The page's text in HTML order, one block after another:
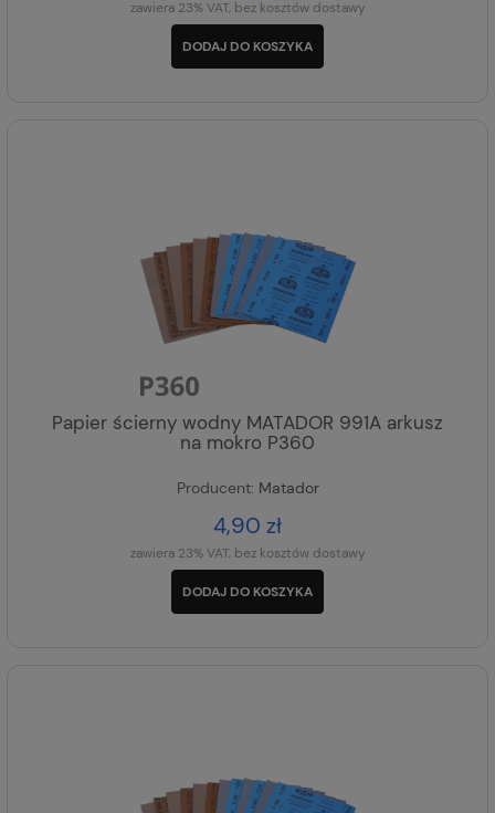
zawiera 23% VAT, bez kosztów dostawy
DODAJ DO KOSZYKA
Papier ścierny wodny MATADOR 991A arkusz
na mokro P360
Producent: Matador
4,90 zł
zawiera 23% VAT, bez kosztów dostawy
DODAJ DO KOSZYKA